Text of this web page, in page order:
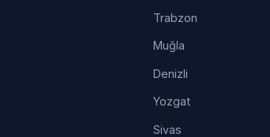
Trabzon
Muğla
Denizli
Yozgat
Sivas